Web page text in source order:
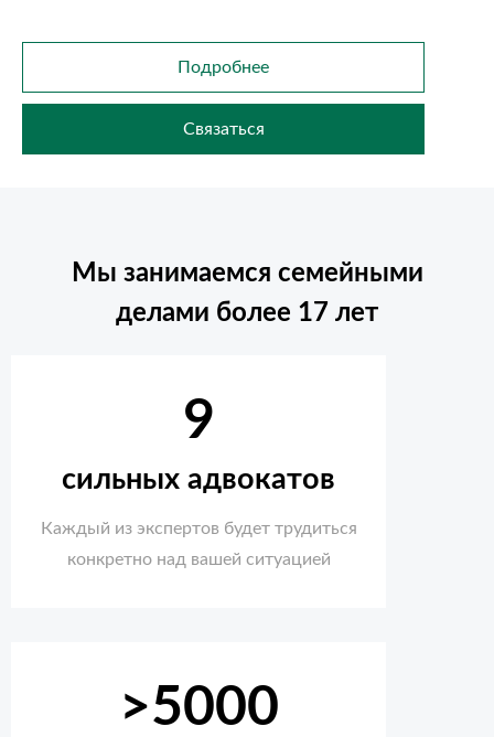
Подробнее
Связаться
Мы занимаемся семейными
делами более 17 лет
9
сильных адвокатов
Каждый из экспертов будет трудиться
конкретно над вашей ситуацией
>5000